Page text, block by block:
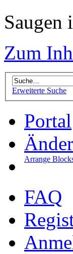
Saugen
Zum
Erweiterte Suche
Portal
Arrange
FAQ